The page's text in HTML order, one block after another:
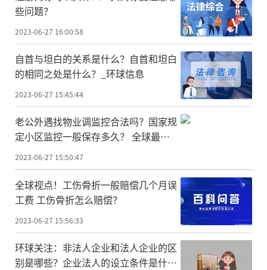
些问题？
2023-06-27 16:00:58
自首与坦白的关系是什么？自首和坦白
的相同之处是什么？_环球信息
2023-06-27 15:45:44
老公外遇找物业调监控合法吗？国家规
定小区监控一般保存多久？ 全球最资
讯
2023-06-27 15:50:47
全球视点！工伤骨折一般赔偿几个月误
工费 工伤骨折怎么赔偿？
2023-06-27 15:56:33
环球关注：非法人企业和法人企业的区
别是哪些？企业法人的设立条件是什